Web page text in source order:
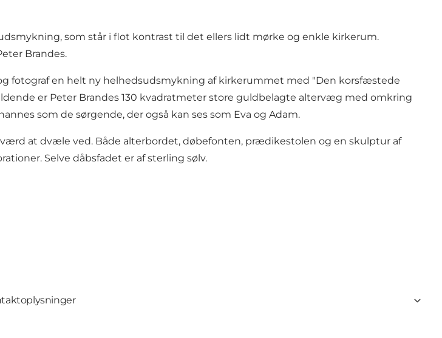
som står i flot kontrast til det ellers lidt mørke og enkle kirkerum.
Brandes.
fotograf en helt ny helhedsudsmykning af kirkerummet med "Den korsfæstede
er Peter Brandes 130 kvadratmeter store guldbelagte altervæg med omkring
som de sørgende, der også kan ses som Eva og Adam.
at dvæle ved. Både alterbordet, døbefonten, prædikestolen og en skulptur af
Selve dåbsfadet er af sterling sølv.